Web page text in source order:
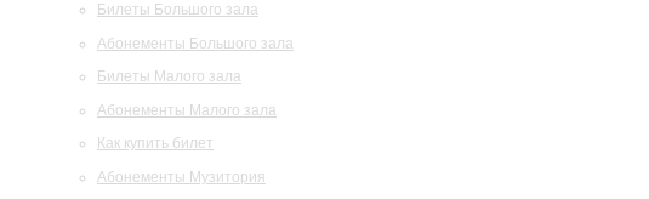
Билеты Большого зала
Абонементы Большого зала
Билеты Малого зала
Абонементы Малого зала
Как купить билет
Абонементы Музитория